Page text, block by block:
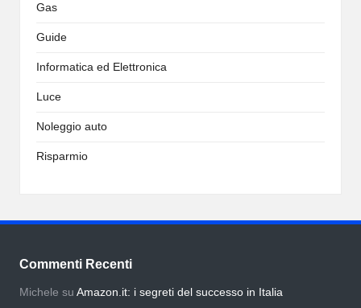
Gas
Guide
Informatica ed Elettronica
Luce
Noleggio auto
Risparmio
Commenti Recenti
Michele su Amazon.it: i segreti del successo in Italia